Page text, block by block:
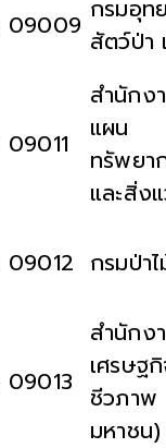
09009 กรมอุท
สัตว์ป่า
09011
สำนักง
แผน
ทรัพยา
และสิ่ง
09012 กรมป่า
09013
สำนัก
เศรษฐ
ชีวภาพ
มหาชน)